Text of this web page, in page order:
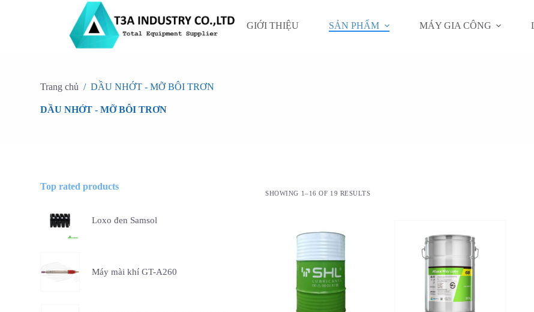
GIỚI THIỆU SẢN PHẨM MÁY GIA CÔNG
Trang chủ / DẦU NHỚT - MỠ BÔI TRƠN
DẦU NHỚT - MỠ BÔI TRƠN
SHOWING 1–16 OF 19 RESULTS
Top rated products
Loxo đen Samsol
Máy mài khí GT-A260